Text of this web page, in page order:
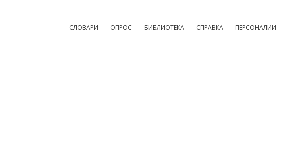
СЛОВАРИ ОПРОС БИБЛИОТЕКА СПРАВКА ПЕРСОНАЛИИ